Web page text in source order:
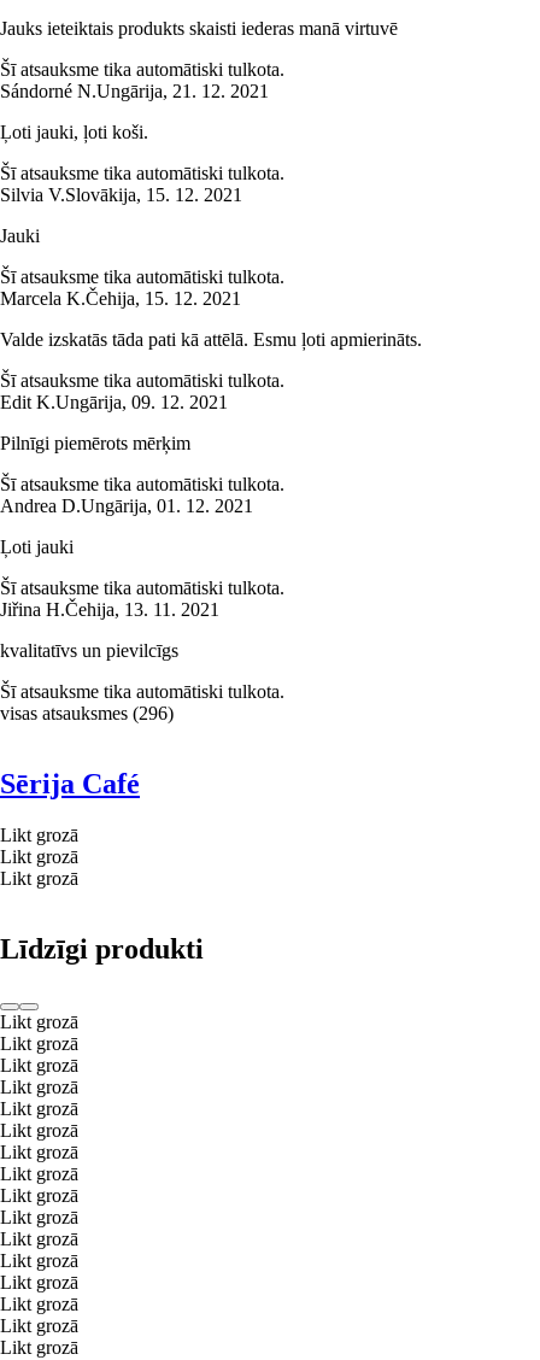
Jauks ieteiktais produkts skaisti iederas manā virtuvē
Šī atsauksme tika automātiski tulkota.
Sándorné N.Ungārija, 21. 12. 2021
Ļoti jauki, ļoti koši.
Šī atsauksme tika automātiski tulkota.
Silvia V.Slovākija, 15. 12. 2021
Jauki
Šī atsauksme tika automātiski tulkota.
Marcela K.Čehija, 15. 12. 2021
Valde izskatās tāda pati kā attēlā. Esmu ļoti apmierināts.
Šī atsauksme tika automātiski tulkota.
Edit K.Ungārija, 09. 12. 2021
Pilnīgi piemērots mērķim
Šī atsauksme tika automātiski tulkota.
Andrea D.Ungārija, 01. 12. 2021
Ļoti jauki
Šī atsauksme tika automātiski tulkota.
Jiřina H.Čehija, 13. 11. 2021
kvalitatīvs un pievilcīgs
Šī atsauksme tika automātiski tulkota.
visas atsauksmes (296)
Sērija Café
Likt grozā
Likt grozā
Likt grozā
Līdzīgi produkti
Likt grozā
Likt grozā
Likt grozā
Likt grozā
Likt grozā
Likt grozā
Likt grozā
Likt grozā
Likt grozā
Likt grozā
Likt grozā
Likt grozā
Likt grozā
Likt grozā
Likt grozā
Likt grozā